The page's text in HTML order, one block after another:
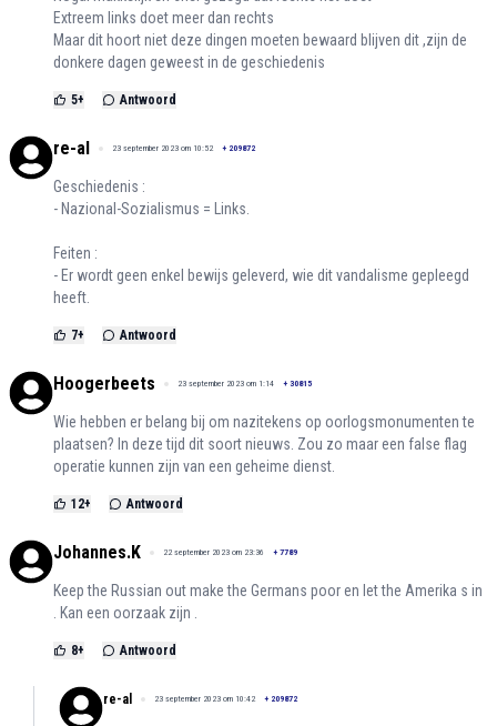
Extreem links doet meer dan rechts
Maar dit hoort niet deze dingen moeten bewaard blijven dit ,zijn de
donkere dagen geweest in de geschiedenis
5+ Antwoord
re-al 23 september 2023 om 10:52 + 209872
Geschiedenis :
- Nazional-Sozialismus = Links.
Feiten :
- Er wordt geen enkel bewijs geleverd, wie dit vandalisme gepleegd
heeft.
7+ Antwoord
Hoogerbeets 23 september 2023 om 1:14 + 30815
Wie hebben er belang bij om nazitekens op oorlogsmonumenten te
plaatsen? In deze tijd dit soort nieuws. Zou zo maar een false flag
operatie kunnen zijn van een geheime dienst.
12+ Antwoord
Johannes.K 22 september 2023 om 23:36 + 7789
Keep the Russian out make the Germans poor en let the Amerika s in
. Kan een oorzaak zijn .
8+ Antwoord
re-al 23 september 2023 om 10:42 + 209872